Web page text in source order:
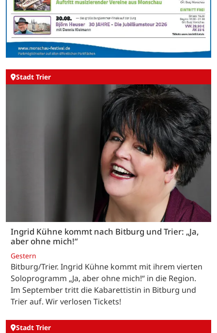
Stadt Trier
Ingrid Kühne kommt nach Bitburg und Trier: „Ja,
aber ohne mich!“
Gestern
Bitburg/Trier. Ingrid Kühne kommt mit ihrem vierten
Soloprogramm „Ja, aber ohne mich!“ in die Region.
Im September tritt die Kabarettistin in Bitburg und
Trier auf. Wir verlosen Tickets!
Stadt Trier